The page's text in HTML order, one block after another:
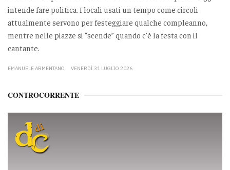
intende fare politica. I locali usati un tempo come circoli
attualmente servono per festeggiare qualche compleanno,
mentre nelle piazze si “scende” quando c'è la festa con il
cantante.
EMANUELE ARMENTANO VENERDÌ 31 LUGLIO 2026
CONTROCORRENTE